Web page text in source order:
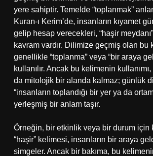
yere sahiptir. Temelde “toplanmak”
Kuran-ı Kerim’de, insanların kıyamet
gelip hesap verecekleri, “haşir
kavram vardır. Dilimize geçmiş olan bu
genellikle “toplanma” veya “bir araya
kullanılır. Ancak bu kelimenin
da mitolojik bir alanda kalmaz; günlük
“insanların toplandığı bir yer ya da
yerleşmiş bir anlam taşır.
Örneğin, bir etkinlik veya bir durum için
“haşir” kelimesi, insanların bir araya
simgeler. Ancak bir bakıma, bu